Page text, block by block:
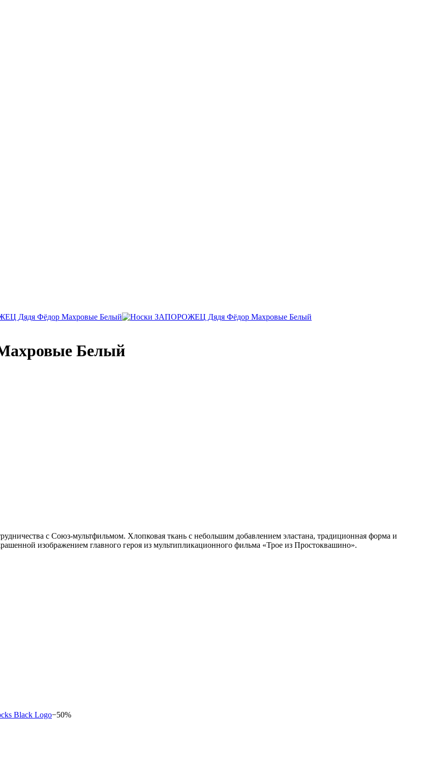
Белый
с Союз-мультфильмом. Хлопковая ткань с небольшим добавлением эластана, традиционная форма и
изображением главного героя из мультипликационного фильма «Трое из Простоквашино».
−50%